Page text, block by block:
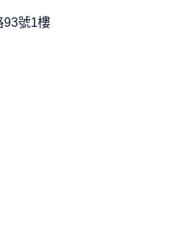
93號1樓